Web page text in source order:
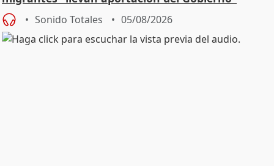
central
Sonido Totales 05/08/2026